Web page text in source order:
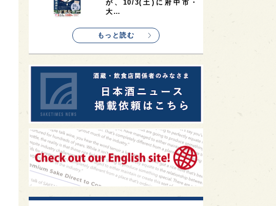
saketimes_image_4
が、10/3(土)に府中市・
大…
もっと読む